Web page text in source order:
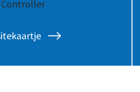
en privacy
Controller